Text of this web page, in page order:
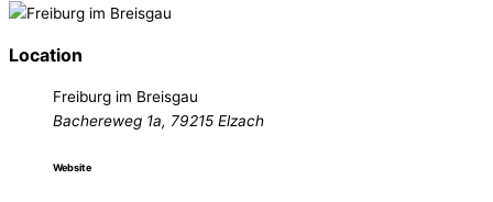
Location
Freiburg im Breisgau
Bachereweg 1a, 79215 Elzach
Website